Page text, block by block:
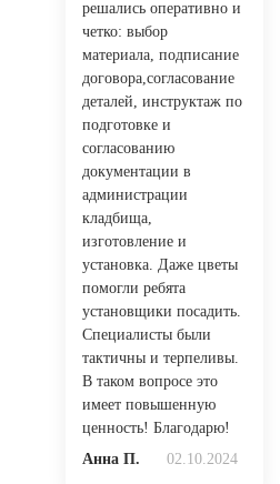
решались оперативно и
четко: выбор
материала, подписание
договора,согласование
деталей, инструктаж по
подготовке и
согласованию
документации в
администрации
кладбища,
изготовление и
установка. Даже цветы
помогли ребята
установщики посадить.
Специалисты были
тактичны и терпеливы.
В таком вопросе это
имеет повышенную
ценность! Благодарю!
Анна П.
02.10.2024